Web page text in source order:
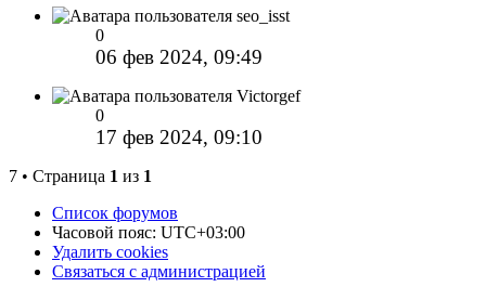
seo_isst
0
06 фев 2024, 09:49
Victorgef
0
17 фев 2024, 09:10
7 • Страница 1 из 1
Список форумов
Часовой пояс: UTC+03:00
Удалить cookies
Связаться с администрацией